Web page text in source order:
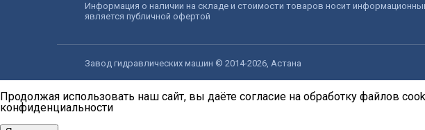
Информация о наличии на складе и стоимости товаров носит
является публичной офертой
Завод гидравлических машин © 2014-2026, Астана
Продолжая использовать наш сайт, вы даёте согласие на обработку файлов
конфиденциальности